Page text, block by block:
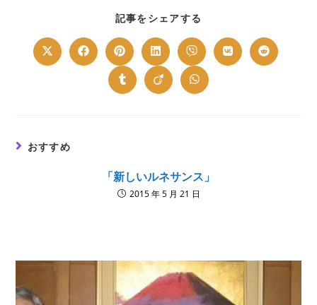
記事をシェアする
CONTENT
Opens
in
Opens
in
window
Opens
in
a
new
window
Opens
in
a
new
window
Opens
in
a
new
window
Opens
in
Opens
in
Opens
in
Opens
in
Opens
in
おすすめ
「新しいルネサンス」
2015 年 5 月 21 日